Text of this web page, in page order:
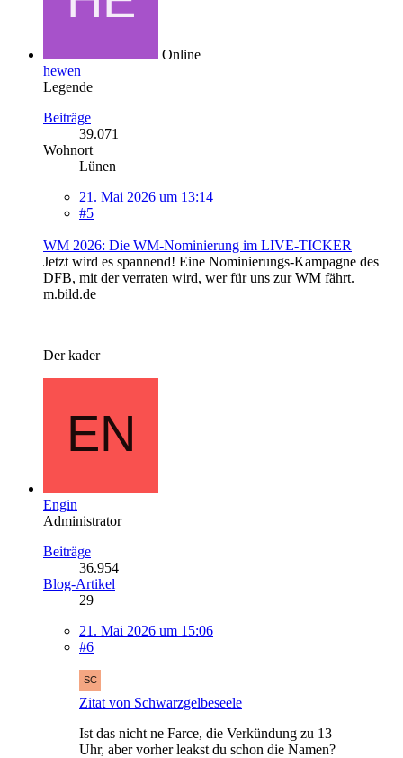
Online
hewen
Legende
Beiträge
39.071
Wohnort
Lünen
21. Mai 2026 um 13:14
#5
WM 2026: Die WM-Nominierung im LIVE-TICKER
Jetzt wird es spannend! Eine Nominierungs-Kampagne des
DFB, mit der verraten wird, wer für uns zur WM fährt.
m.bild.de
Der kader
Engin
Administrator
Beiträge
36.954
Blog-Artikel
29
21. Mai 2026 um 15:06
#6
Zitat von Schwarzgelbeseele
Ist das nicht ne Farce, die Verkündung zu 13
Uhr, aber vorher leakst du schon die Namen?